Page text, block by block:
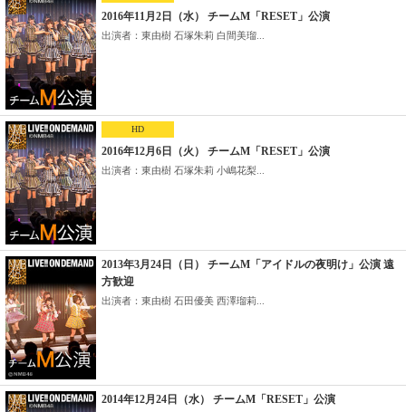
2016年11月2日（水） チームM「RESET」公演
出演者：東由樹 石塚朱莉 白間美瑠...
HD
2016年12月6日（火） チームM「RESET」公演
出演者：東由樹 石塚朱莉 小嶋花梨...
2013年3月24日（日） チームM「アイドルの夜明け」公演 遠
方歓迎
出演者：東由樹 石田優美 西澤瑠莉...
2014年12月24日（水） チームM「RESET」公演